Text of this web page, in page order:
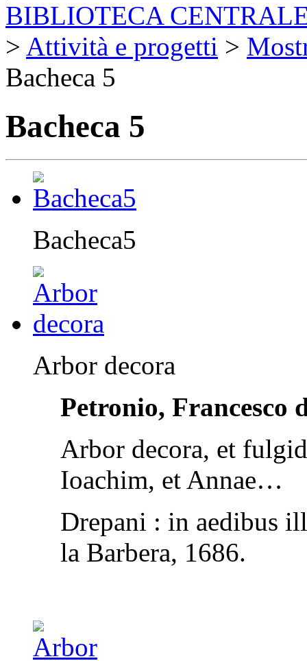
BIBLIOTECA
> Attività e progetti >
Bacheca 5
Bacheca 5
Bacheca5
Arbor decora
Petronio, Francesco
Arbor decora, et
Ioachim, et Annae…
Drepani : in aedibus
la Barbera, 1686.